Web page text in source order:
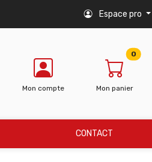
Espace pro
Mon compte Mon panier
0
CONTACT